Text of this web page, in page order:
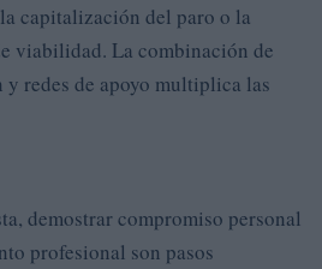
capitalización del paro o la
viabilidad. La combinación de
redes de apoyo multiplica las
demostrar compromiso personal
profesional son pasos